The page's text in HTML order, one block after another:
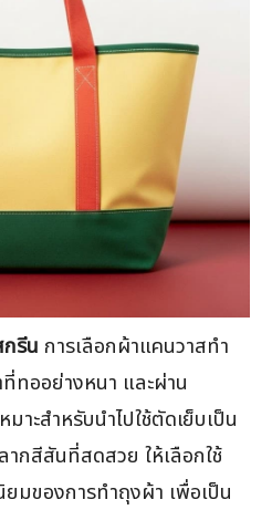
รีน การเลือกผ้าแคนวาสทำ
ที่ทออย่างหนา และผ่าน
าะสำหรับนำไปใช้ตัดเย็บเป็น
กสีสันที่สดสวย ให้เลือกใช้
มของการทำถุงผ้า เพื่อเป็น